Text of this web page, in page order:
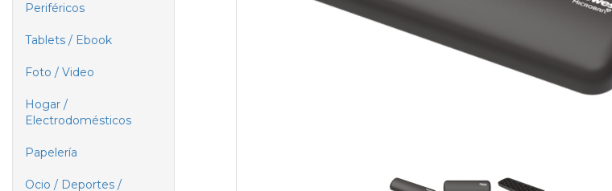
Periféricos
Tablets / Ebook
Foto / Video
Hogar /
Electrodomésticos
Papelería
Ocio / Deportes /